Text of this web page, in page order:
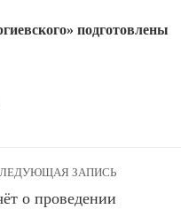
подготовлены
ЗАПИСЬ
о проведении